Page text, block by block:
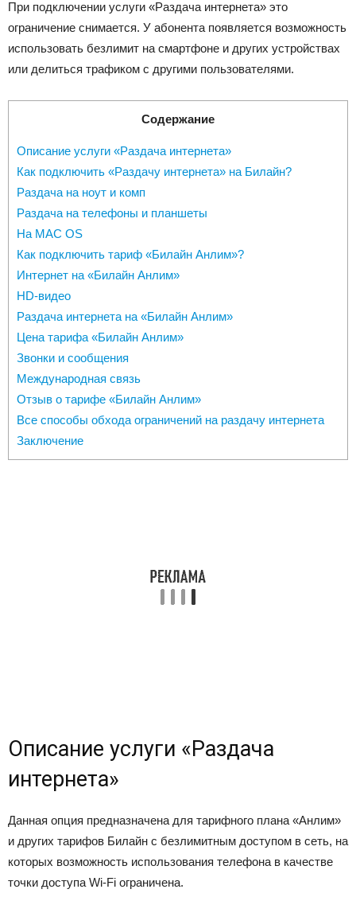
При подключении услуги «Раздача интернета» это
ограничение снимается. У абонента появляется возможность
использовать безлимит на смартфоне и других устройствах
или делиться трафиком с другими пользователями.
Содержание
Описание услуги «Раздача интернета»
Как подключить «Раздачу интернета» на Билайн?
Раздача на ноут и комп
Раздача на телефоны и планшеты
На MAC OS
Как подключить тариф «Билайн Анлим»?
Интернет на «Билайн Анлим»
HD-видео
Раздача интернета на «Билайн Анлим»
Цена тарифа «Билайн Анлим»
Звонки и сообщения
Международная связь
Отзыв о тарифе «Билайн Анлим»
Все способы обхода ограничений на раздачу интернета
Заключение
Описание услуги «Раздача
интернета»
Данная опция предназначена для тарифного плана «Анлим»
и других тарифов Билайн с безлимитным доступом в сеть, на
которых возможность использования телефона в качестве
точки доступа Wi-Fi ограничена.